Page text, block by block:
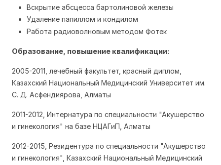
Вскрытие абсцесса бартолиновой железы
Удаление папиллом и кондилом
Работа радиоволновым методом Фотек
Образование, повышение квалификации:
2005-2011, лечебный факультет, красный диплом,
Казахский Национальный Медицинский Университет им.
С. Д. Асфендиярова, Алматы
2011-2012, Интернатура по специальности "Акушерство
и гинекология" на базе НЦАГиП, Алматы
2012-2015, Резидентура по специальности "Акушерство
и гинекология", Казахский Национальный Медицинский